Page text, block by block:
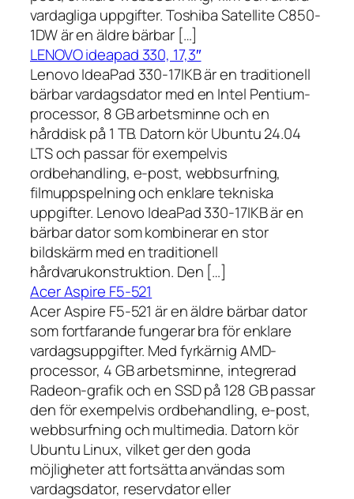
vardagliga uppgifter. Toshiba Satellite C850-
1DW är en äldre bärbar […]
LENOVO ideapad 330, 17,3″
Lenovo IdeaPad 330-17IKB är en traditionell
bärbar vardagsdator med en Intel Pentium-
processor, 8 GB arbetsminne och en
hårddisk på 1 TB. Datorn kör Ubuntu 24.04
LTS och passar för exempelvis
ordbehandling, e-post, webbsurfning,
filmuppspelning och enklare tekniska
uppgifter. Lenovo IdeaPad 330-17IKB är en
bärbar dator som kombinerar en stor
bildskärm med en traditionell
hårdvarukonstruktion. Den […]
Acer Aspire F5-521
Acer Aspire F5-521 är en äldre bärbar dator
som fortfarande fungerar bra för enklare
vardagsuppgifter. Med fyrkärnig AMD-
processor, 4 GB arbetsminne, integrerad
Radeon-grafik och en SSD på 128 GB passar
den för exempelvis ordbehandling, e-post,
webbsurfning och multimedia. Datorn kör
Ubuntu Linux, vilket ger den goda
möjligheter att fortsätta användas som
vardagsdator, reservdator eller